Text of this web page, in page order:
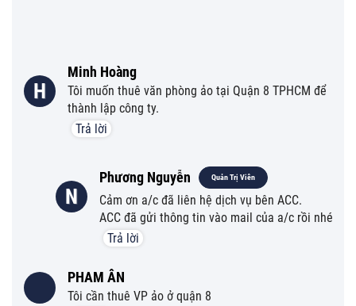
H
Minh Hoàng
Tôi muốn thuê văn phòng ảo tại Quận 8 TPHCM để
thành lập công ty.
Trả lời
N
Phương Nguyễn Quản Trị Viên
Cảm ơn a/c đã liên hệ dịch vụ bên ACC.
ACC đã gửi thông tin vào mail của a/c rồi nhé
Trả lời
PHAM ÂN
Tôi cần thuê VP ảo ở quận 8